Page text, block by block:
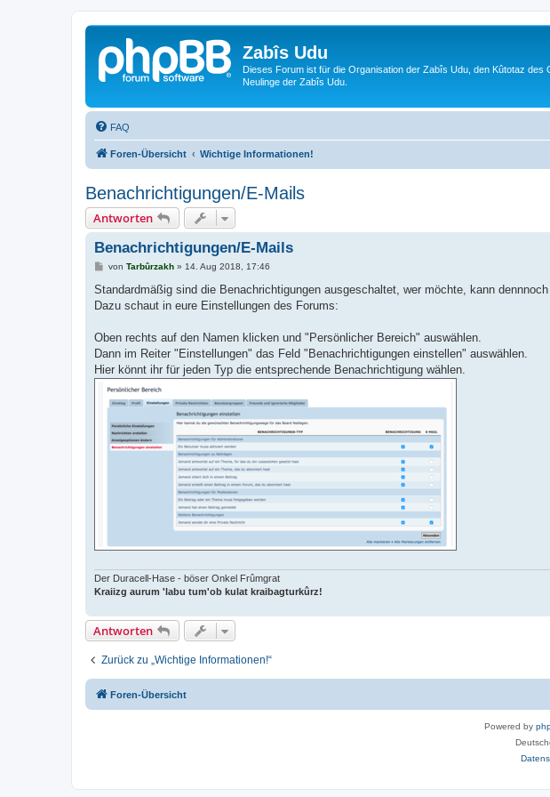
Zabîs Udu
Dieses Forum ist für die Organisation der Zabîs Udu, den Kûtotaz
Neulinge der Zabîs Udu.
FAQ
Foren-Übersicht Wichtige Informationen!
Benachrichtigungen/E-Mails
Antworten
Benachrichtigungen/E-Mails
B
i
r
von Tarbûrzakh» 14. Aug 2018, 17:46
Standardmäßig sind die Benachrichtigungen ausgeschaltet, wer möchte, kann
Dazu schaut in eure Einstellungen des Forums:
Oben rechts auf den Namen klicken und "Persönlicher Bereich" auswählen.
Dann im Reiter "Einstellungen" das Feld "Benachrichtigungen einstellen" auswählen.
Hier könnt ihr für jeden Typ die entsprechende Benachrichtigung wählen.
Der Duracell-Hase - böser Onkel Frûmgrat
Kraiizg aurum 'labu tum'ob kulat kraibagturkûrz!
Antworten
Zurück zu „Wichtige Informationen!“
Foren-Übersicht
Powered by